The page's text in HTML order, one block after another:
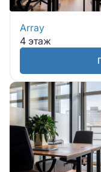
Array
4 этаж